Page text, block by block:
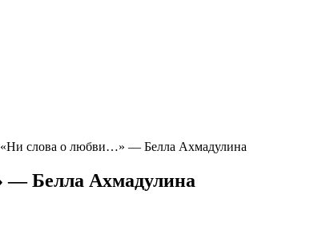
«Ни слова о любви…» — Белла Ахмадулина
— Белла Ахмадулина